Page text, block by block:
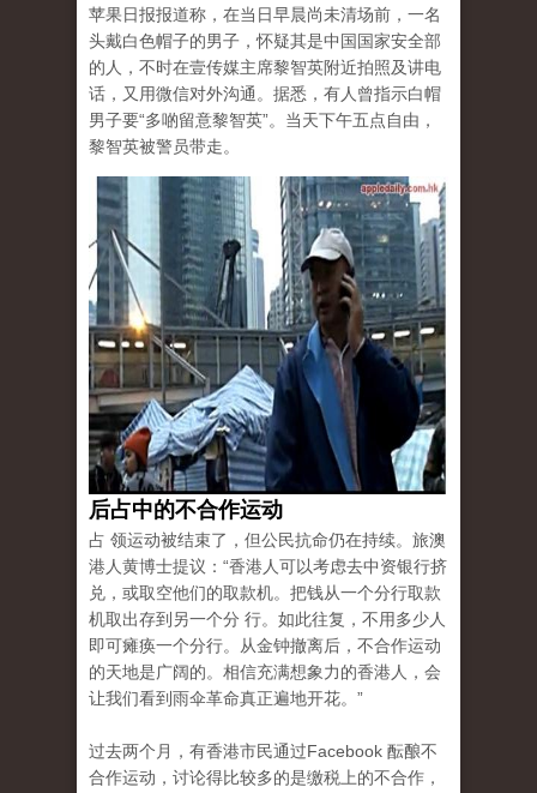
苹果日报报道称，在当日早晨尚未清场前，一名
头戴白色帽子的男子，怀疑其是中国国家安全部
的人，不时在壹传媒主席黎智英附近拍照及讲电
话，又用微信对外沟通。据悉，有人曾指示白帽
男子要“多啲留意黎智英”。当天下午五点自由，
黎智英被警员带走。
后占中的不合作运动
占 领运动被结束了，但公民抗命仍在持续。旅澳
港人黄博士提议：“香港人可以考虑去中资银行挤
兑，或取空他们的取款机。把钱从一个分行取款
机取出存到另一个分 行。如此往复，不用多少人
即可瘫痪一个分行。从金钟撤离后，不合作运动
的天地是广阔的。相信充满想象力的香港人，会
让我们看到雨伞革命真正遍地开花。”
过去两个月，有香港市民通过Facebook 酝酿不
合作运动，讨论得比较多的是缴税上的不合作 ，